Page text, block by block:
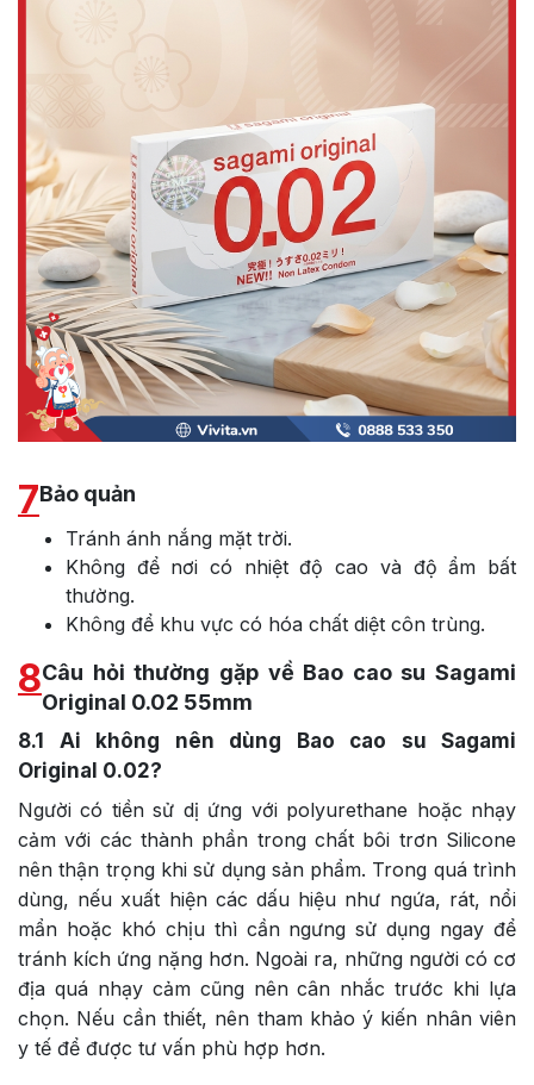
7Bảo quản
Tránh ánh nắng mặt trời.
Không để nơi có nhiệt độ cao và độ ẩm bất
thường.
Không để khu vực có hóa chất diệt côn trùng.
8Câu hỏi thường gặp về Bao cao su Sagami
Original 0.02 55mm
8.1
Ai không nên dùng Bao cao su Sagami
Original 0.02?
Người có tiền sử dị ứng với polyurethane hoặc nhạy
cảm với các thành phần trong chất bôi trơn Silicone
nên thận trọng khi sử dụng sản phẩm. Trong quá trình
dùng, nếu xuất hiện các dấu hiệu như ngứa, rát, nổi
mẩn hoặc khó chịu thì cần ngưng sử dụng ngay để
tránh kích ứng nặng hơn. Ngoài ra, những người có cơ
địa quá nhạy cảm cũng nên cân nhắc trước khi lựa
chọn. Nếu cần thiết, nên tham khảo ý kiến nhân viên
y tế để được tư vấn phù hợp hơn.